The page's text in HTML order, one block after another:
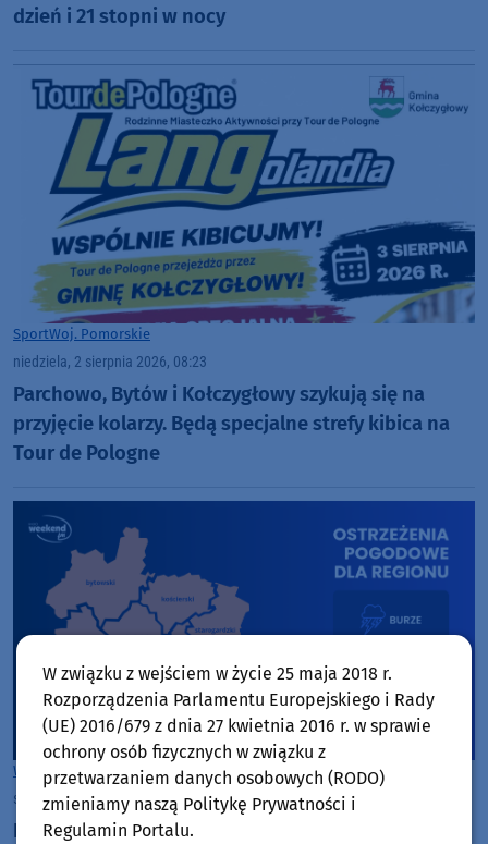
dzień i 21 stopni w nocy
SportWoj. Pomorskie
niedziela, 2 sierpnia 2026, 08:23
Parchowo, Bytów i Kołczygłowy szykują się na
przyjęcie kolarzy. Będą specjalne strefy kibica na
Tour de Pologne
Woj. Kujawsko-pomorskieWoj. Pomorskie
sobota, 1 sierpnia 2026, 12:01
Burze, porywy wiatru do 110 km/h i grad. IMGW
W związku z wejściem w życie 25 maja 2018 r.
Rozporządzenia Parlamentu Europejskiego i Rady
(UE) 2016/679 z dnia 27 kwietnia 2016 r. w sprawie
ochrony osób fizycznych w związku z
przetwarzaniem danych osobowych (RODO)
zmieniamy naszą Politykę Prywatności i
Regulamin Portalu.